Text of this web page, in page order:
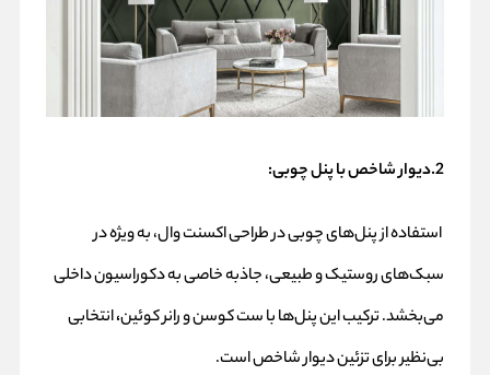
2.دیوار شاخص با پنل چوبی:
استفاده از پنل‌های چوبی در طراحی اکسنت وال، به ویژه در
سبک‌های روستیک و طبیعی، جاذبه خاصی به دکوراسیون داخلی
می‌بخشد. ترکیب این پنل‌ها با ست کوسن و رانر کوئین،انتخابی
بی‌نظیر برای تزئین دیوار شاخص است.